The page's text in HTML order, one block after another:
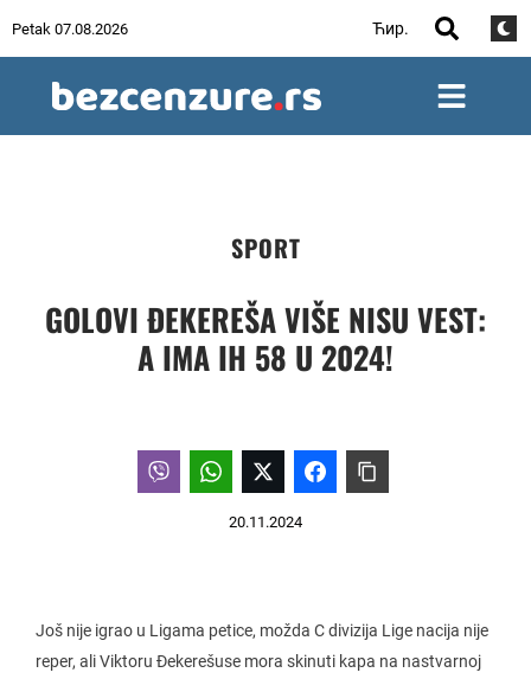
Petak 07.08.2026 Ћир.
SPORT
GOLOVI ĐEKEREŠA VIŠE NISU VEST:
A IMA IH 58 U 2024!
20.11.2024
Još nije igrao u Ligama petice, možda C divizija Lige nacija nije
reper, ali Viktoru Đekerešuse mora skinuti kapa na nastvarnoj